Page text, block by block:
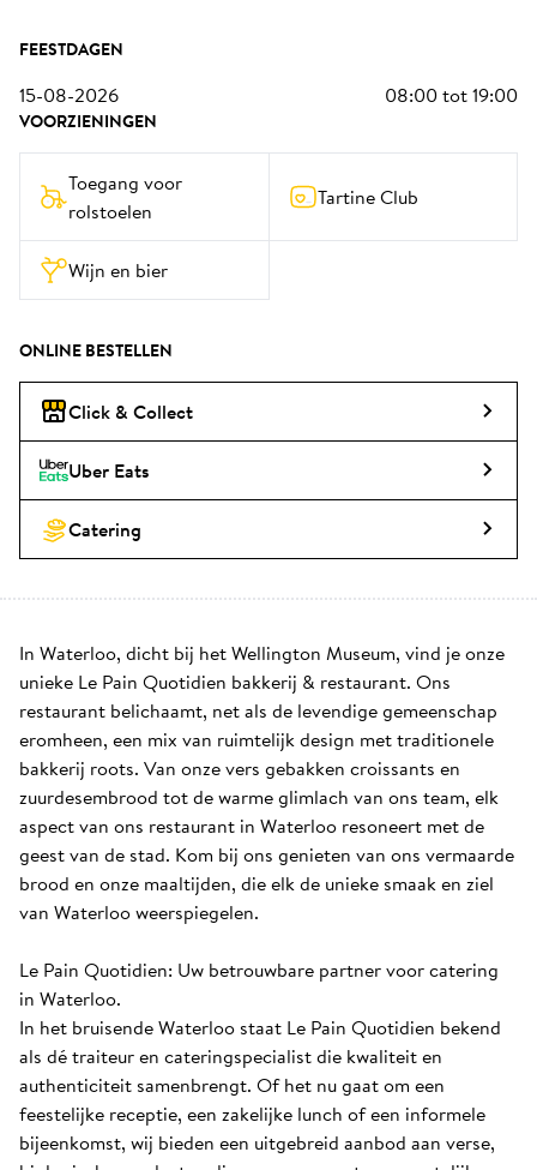
FEESTDAGEN
15-08-2026 08:00tot19:00
VOORZIENINGEN
Toegang voor
rolstoelen
Tartine Club
Wijn en bier
ONLINE BESTELLEN
Click & Collect
Uber Eats
Catering
In Waterloo, dicht bij het Wellington Museum, vind je onze
unieke Le Pain Quotidien bakkerij & restaurant. Ons
restaurant belichaamt, net als de levendige gemeenschap
eromheen, een mix van ruimtelijk design met traditionele
bakkerij roots. Van onze vers gebakken croissants en
zuurdesembrood tot de warme glimlach van ons team, elk
aspect van ons restaurant in Waterloo resoneert met de
geest van de stad. Kom bij ons genieten van ons vermaarde
brood en onze maaltijden, die elk de unieke smaak en ziel
van Waterloo weerspiegelen.
Le Pain Quotidien: Uw betrouwbare partner voor catering
in Waterloo.
In het bruisende Waterloo staat Le Pain Quotidien bekend
als dé traiteur en cateringspecialist die kwaliteit en
authenticiteit samenbrengt. Of het nu gaat om een
feestelijke receptie, een zakelijke lunch of een informele
bijeenkomst, wij bieden een uitgebreid aanbod aan verse,